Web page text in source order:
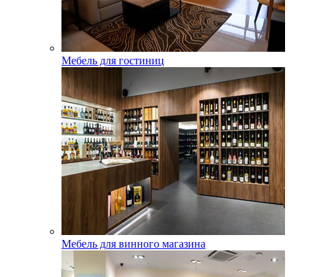
Мебель для гостиниц
Мебель для винного магазина